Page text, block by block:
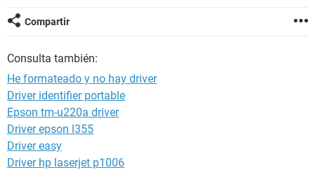
Compartir
Consulta también:
He formateado y no hay driver
Driver identifier portable
Epson tm-u220a driver
Driver epson l355
Driver easy
Driver hp laserjet p1006